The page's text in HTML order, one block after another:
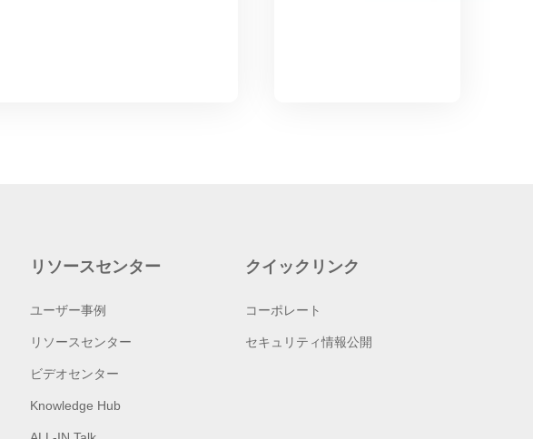
リソースセンター
ユーザー事例
リソースセンター
ビデオセンター
Knowledge Hub
クイックリンク
コーポレート
セキュリティ情報公開